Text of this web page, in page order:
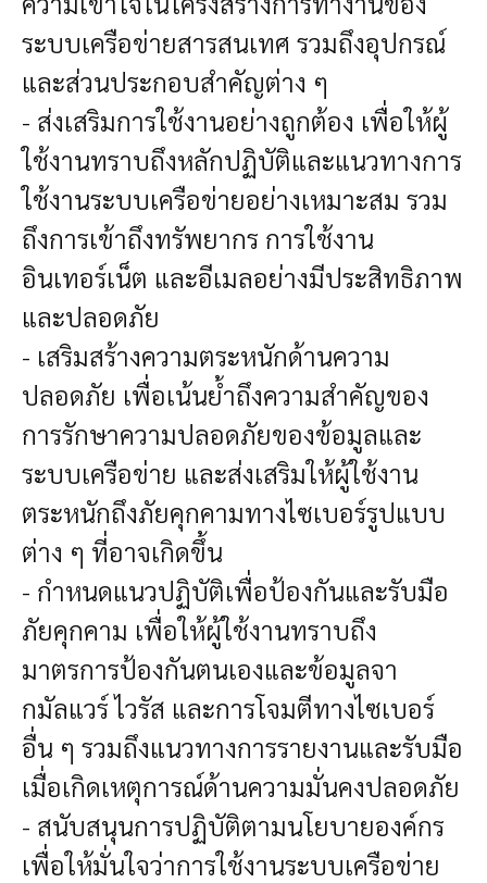
ระบบเครือข่ายสารสนเทศ รวมถึงอุปกรณ์
และส่วนประกอบสำคัญต่าง ๆ
- ส่งเสริมการใช้งานอย่างถูกต้อง เพื่อให้ผู้
ใช้งานทราบถึงหลักปฏิบัติและแนวทางการ
ใช้งานระบบเครือข่ายอย่างเหมาะสม รวม
ถึงการเข้าถึงทรัพยากร การใช้งาน
อินเทอร์เน็ต และอีเมลอย่างมีประสิทธิภาพ
และปลอดภัย
- เสริมสร้างความตระหนักด้านความ
ปลอดภัย เพื่อเน้นย้ำถึงความสำคัญของ
การรักษาความปลอดภัยของข้อมูลและ
ระบบเครือข่าย และส่งเสริมให้ผู้ใช้งาน
ตระหนักถึงภัยคุกคามทางไซเบอร์รูปแบบ
ต่าง ๆ ที่อาจเกิดขึ้น
- กำหนดแนวปฏิบัติเพื่อป้องกันและรับมือ
ภัยคุกคาม เพื่อให้ผู้ใช้งานทราบถึง
มาตรการป้องกันตนเองและข้อมูลจา
กมัลแวร์ ไวรัส และการโจมตีทางไซเบอร์
อื่น ๆ รวมถึงแนวทางการรายงานและรับมือ
เมื่อเกิดเหตุการณ์ด้านความมั่นคงปลอดภัย
- สนับสนุนการปฏิบัติตามนโยบายองค์กร
เพื่อให้มั่นใจว่าการใช้งานระบบเครือข่าย